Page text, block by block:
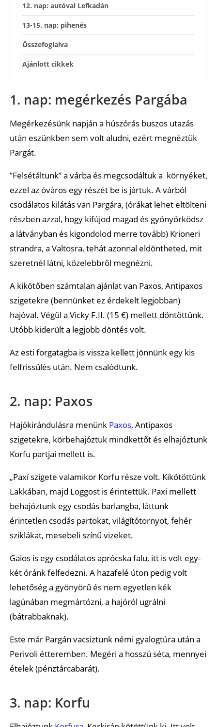
12. nap: autóval Lefkadán
13-15. nap: pihenés
Összefoglalva
Ajánlott cikkek
1. nap: megérkezés Pargába
Megérkezésünk napján a húszórás buszos utazás
után eszünkben sem volt aludni, ezért megnéztük
Pargát.
”Felsétáltunk” a várba és megcsodáltuk a környéket,
ezzel az óváros egy részét be is jártuk. A várból
csodálatos kilátás van Pargára, (órákat lehet eltölteni
részben azzal, hogy kifújod magad és gyönyörködsz
a látványban és kigondolod merre tovább) Krioneri
strandra, a Valtosra, tehát azonnal eldöntheted, mit
szeretnél látni, közelebbről megnézni.
A kikötőben számtalan ajánlat van Paxos, Antipaxos
szigetekre (bennünket ez érdekelt legjobban)
hajóval. Végül a Vicky F.II. (15 €) mellett döntöttünk.
Utóbb kiderült a legjobb döntés volt.
Az esti forgatagba is vissza kellett jönnünk egy kis
felfrissülés után. Nem csalódtunk.
2. nap: Paxos
Hajókirándulásra menünk Paxos, Antipaxos
szigetekre, körbehajóztuk mindkettőt és elhajóztunk
Korfu partjai mellett is.
„Paxí szigete valamikor Korfu része volt. Kikötöttünk
Lakkában, majd Loggost is érintettük. Paxi mellett
behajóztunk egy csodás barlangba, láttunk
érintetlen csodás partokat, világítótornyot, fehér
sziklákat, mesebeli színű vizeket.
Gaios is egy csodálatos aprócska falu, itt is volt egy-
két óránk felfedezni. A hazafelé úton pedig volt
lehetőség a gyönyörű és nem egyetlen kék
lagúnában megmártózni, a hajóról ugrálni
(bátrabbaknak).
Este már Pargán vacsiztunk némi gyalogtúra után a
Perivoli étteremben. Megéri a hosszú séta, mennyei
ételek (pénztárcabarát).
3. nap: Korfu